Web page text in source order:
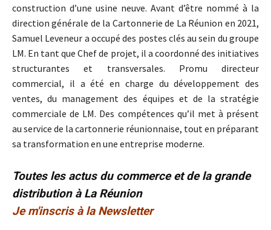
construction d’une usine neuve. Avant d’être nommé à la
direction générale de la Cartonnerie de La Réunion en 2021,
Samuel Leveneur a occupé des postes clés au sein du groupe
LM. En tant que Chef de projet, il a coordonné des initiatives
structurantes et transversales. Promu directeur
commercial, il a été en charge du développement des
ventes, du management des équipes et de la stratégie
commerciale de LM. Des compétences qu’il met à présent
au service de la cartonnerie réunionnaise, tout en préparant
sa transformation en une entreprise moderne.
Toutes les actus du commerce et de la grande
distribution à La Réunion
Je m'inscris à la Newsletter